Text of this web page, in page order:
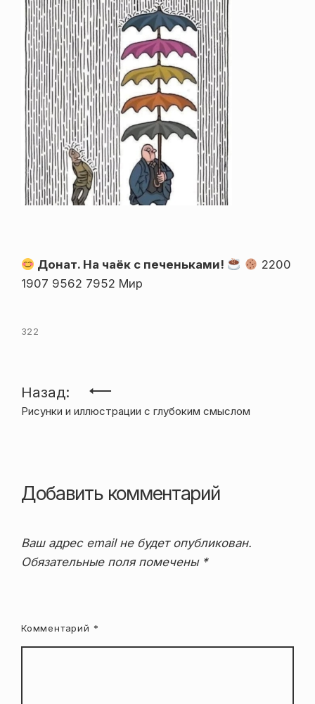
Донат. На чаёк с печеньками!
2200
1907 9562 7952 Мир
322
Навигация
по
Назад:
Рисунки и иллюстрации с глубоким смыслом
Добавить комментарий
Ваш адрес email не будет опубликован.
Обязательные поля помечены *
Комментарий *